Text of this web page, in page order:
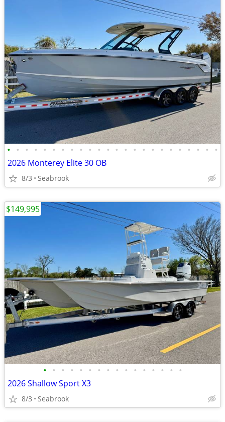
• • • • • • • • • • • • • • • • • • • • • • • •
2026 Monterey Elite 30 OB
8/3 Seabrook
• • • • • • • • • • • • • • • •
2026 Shallow Sport X3
8/3 Seabrook
$149,995